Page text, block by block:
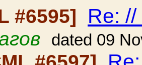
#6595] Re:
dated 09